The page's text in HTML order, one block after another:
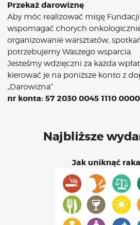
Przekaż darowiznę
Aby móc realizować misję
wspomagać chorych
organizowanie warsztatów,
potrzebujemy Waszego wsparcia.
Jesteśmy wdzięczni za każda
kierować je na poniższe konto z
„Darowizna”
nr konta: 57 2030 0045 1110
Najbliższe
Jak uniknąć